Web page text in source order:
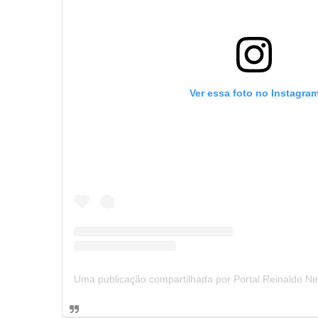
Ver essa foto no